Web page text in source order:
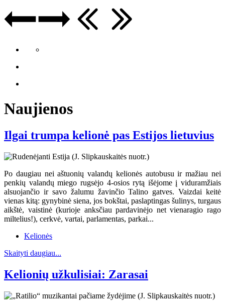
Naujienos
Ilgai trumpa kelionė pas Estijos lietuvius
Po daugiau nei aštuonių valandų kelionės autobusu ir mažiau nei
penkių valandų miego rugsėjo 4-osios rytą išėjome į viduramžiais
alsuojančio ir savo žalumu žavinčio Talino gatves. Vaizdai keitė
vienas kitą: gynybinė siena, jos bokštai, paslaptingas šulinys, turgaus
aikštė, vaistinė (kurioje anksčiau pardavinėjo net vienaragio rago
miltelius!), cerkvė, vartai, parlamentas, parkai...
Kelionės
Skaityti daugiau...
Kelionių užkulisiai: Zarasai